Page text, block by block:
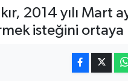
2014 yılı Mart
isteğini ortaya